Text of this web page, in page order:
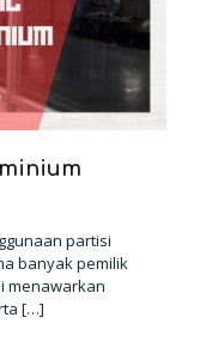
partisi
banyak pemilik
menawarkan
[…]